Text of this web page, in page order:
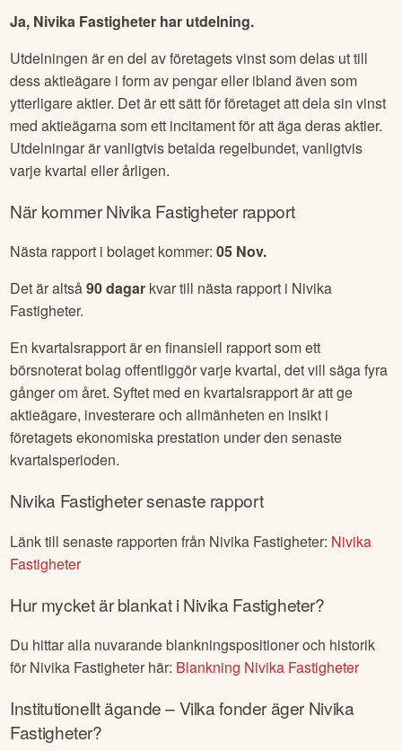
Ja, Nivika Fastigheter har utdelning.
Utdelningen är en del av företagets vinst som delas ut till
dess aktieägare i form av pengar eller ibland även som
ytterligare aktier. Det är ett sätt för företaget att dela sin vinst
med aktieägarna som ett incitament för att äga deras aktier.
Utdelningar är vanligtvis betalda regelbundet, vanligtvis
varje kvartal eller årligen.
När kommerNivika Fastigheterrapport
Nästa rapport i bolaget kommer:05 Nov.
Det är altså90dagar kvar till nästa rapport i Nivika
Fastigheter.
En kvartalsrapport är en finansiell rapport som ett
börsnoterat bolag offentliggör varje kvartal, det vill säga fyra
gånger om året. Syftet med en kvartalsrapport är att ge
aktieägare, investerare och allmänheten en insikt i
företagets ekonomiska prestation under den senaste
kvartalsperioden.
Nivika Fastighetersenaste rapport
Länk till senaste rapporten från Nivika Fastigheter: Nivika
Fastigheter
Hur mycket är blankat iNivika Fastigheter?
Du hittar alla nuvarande blankningspositioner och historik
för Nivika Fastigheter här: Blankning Nivika Fastigheter
Institutionellt ägande – Vilka fonder ägerNivika
Fastigheter?